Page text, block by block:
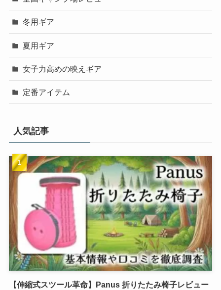
冬用ギア
夏用ギア
女子力高めの映えギア
定番アイテム
人気記事
【伸縮式スツール革命】Panus 折りたたみ椅子レビュー